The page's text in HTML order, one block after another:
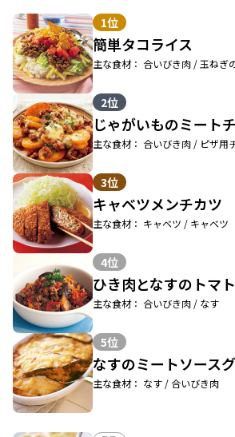
1位
簡単タコライス
主な食材： 合いびき肉 / 玉ねぎ
2位
じゃがいものミート
主な食材： 合いびき肉 / ピザ用
3位
キャベツメンチカツ
主な食材： キャベツ / キャベツ
4位
ひき肉となすのトマ
主な食材： 合いびき肉 / なす
5位
なすのミートソース
主な食材： なす / 合いびき肉